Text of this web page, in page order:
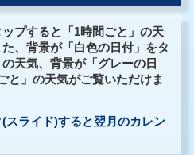
プすると「1時間ごと」の天
、背景が「白色の日付」をタ
天気、背景が「グレーの日
と」の天気がご覧いただけま
スライド)すると翌月のカレン